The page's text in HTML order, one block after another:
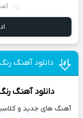
دانلود آهنگ
دانلود آهنگ
آهنگ های جدید و